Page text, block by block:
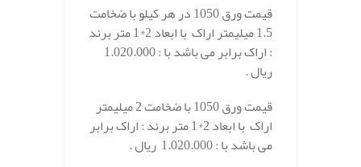
قیمت ورق 1050 در هر کیلو با ضخامت
1.5 میلیمتر اراک با ابعاد 2*1 متر برند
ریال .
قیمت ورق 1050 با ضخامت 2 میلیمتر
اراک با ابعاد 2*1 متر برند : اراک برابر
می باشد با : 1.020.000 ریال .